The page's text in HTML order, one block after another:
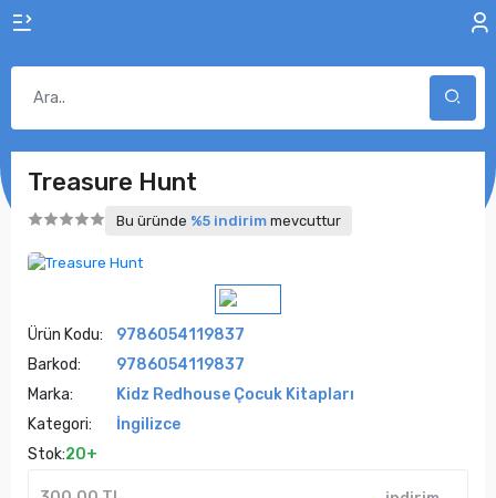
Treasure Hunt
Bu üründe %5 indirim mevcuttur
Ürün Kodu:
9786054119837
Barkod:
9786054119837
Marka:
Kidz Redhouse Çocuk Kitapları
Kategori:
İngilizce
Stok:20+